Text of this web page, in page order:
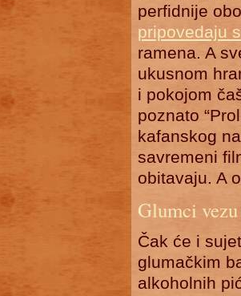
perfidnije
pripovedaju
ramena. A
ukusnom
i pokojom
poznato
kafanskog
savremeni
obitavaju. A
Glumci
Čak će i
glumačkim
alkoholnih